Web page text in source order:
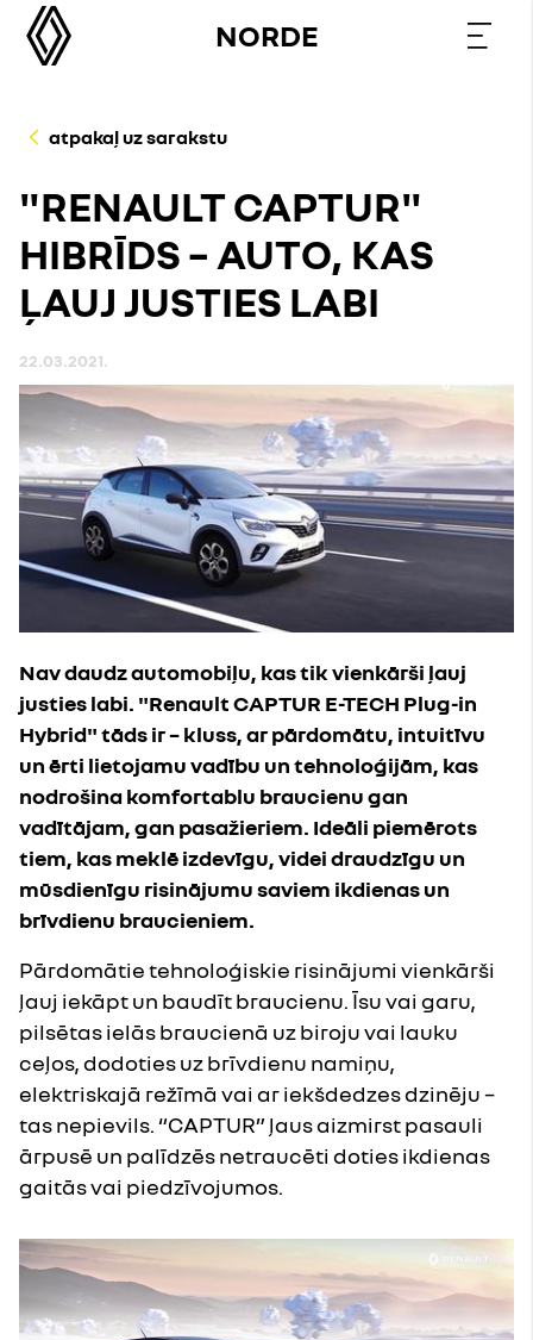
NORDE
atpakaļ uz sarakstu
"RENAULT CAPTUR"
HIBRĪDS – AUTO, KAS
ĻAUJ JUSTIES LABI
22.03.2021.
Nav daudz automobiļu, kas tik vienkārši ļauj
justies labi. "Renault CAPTUR E-TECH Plug-in
Hybrid" tāds ir – kluss, ar pārdomātu, intuitīvu
un ērti lietojamu vadību un tehnoloģijām, kas
nodrošina komfortablu braucienu gan
vadītājam, gan pasažieriem. Ideāli piemērots
tiem, kas meklē izdevīgu, videi draudzīgu un
mūsdienīgu risinājumu saviem ikdienas un
brīvdienu braucieniem.
Pārdomātie tehnoloģiskie risinājumi vienkārši
ļauj iekāpt un baudīt braucienu. Īsu vai garu,
pilsētas ielās braucienā uz biroju vai lauku
ceļos, dodoties uz brīvdienu namiņu,
elektriskajā režīmā vai ar iekšdedzes dzinēju –
tas nepievils. “CAPTUR” ļaus aizmirst pasauli
ārpusē un palīdzēs netraucēti doties ikdienas
gaitās vai piedzīvojumos.